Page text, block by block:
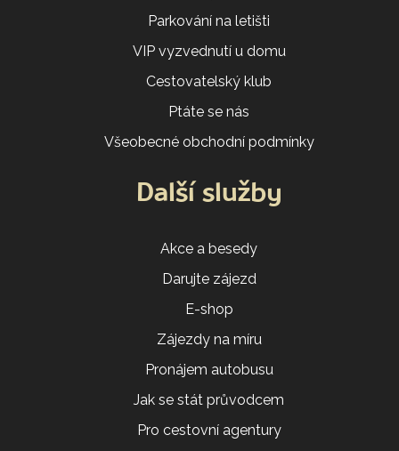
Parkování na letišti
VIP vyzvednutí u domu
Cestovatelský klub
Ptáte se nás
Všeobecné obchodní podmínky
Další služby
Akce a besedy
Darujte zájezd
E-shop
Zájezdy na míru
Pronájem autobusu
Jak se stát průvodcem
Pro cestovní agentury